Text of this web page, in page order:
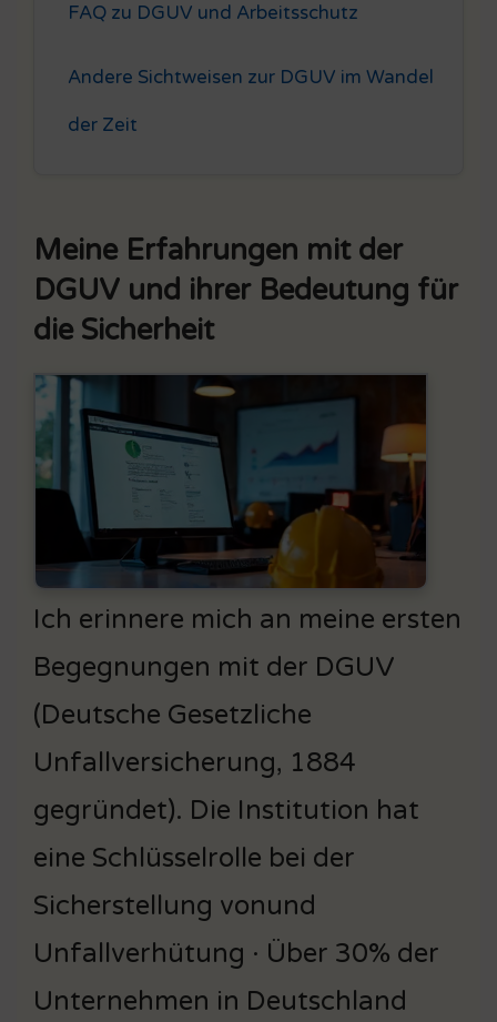
FAQ zu DGUV und Arbeitsschutz
Andere Sichtweisen zur DGUV im Wandel
der Zeit
Meine Erfahrungen mit der
DGUV und ihrer Bedeutung für
die Sicherheit
Ich erinnere mich an meine ersten
Begegnungen mit der DGUV
(Deutsche Gesetzliche
Unfallversicherung, 1884
gegründet). Die Institution hat
eine Schlüsselrolle bei der
Sicherstellung vonund
Unfallverhütung · Über 30% der
Unternehmen in Deutschland